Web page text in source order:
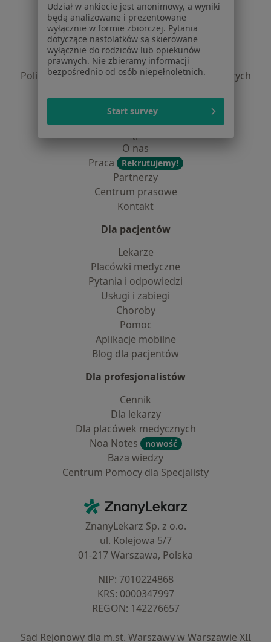
Serwis
Regulamin
Polityka prywatności pacjentów
Polityka prywatności profesjonalistów
Polityka prywatności dla profesjonalistów, których
Jak działają wyniki wyszukiwania
O nas
Praca
Rekrutujemy!
Partnerzy
Centrum prasowe
Kontakt
Dla pacjentów
Lekarze
Placówki medyczne
Pytania i odpowiedzi
Usługi i zabiegi
Choroby
Pomoc
Aplikacje mobilne
Blog dla pacjentów
Dla profesjonalistów
Cennik
Dla lekarzy
Dla placówek medycznych
Noa Notes
nowość
Baza wiedzy
Centrum Pomocy dla Specjalisty
ZnanyLekarz - Strona główna
ZnanyLekarz Sp. z o.o.
ul. Kolejowa 5/7
01-217 Warszawa, Polska
NIP: ⁠7010224868
KRS: ⁠0000347997
REGON: ⁠142276657
Sąd Rejonowy dla m.st. Warszawy w Warszawie XII
Udział w ankiecie jest anonimowy, a wyniki
będą analizowane i prezentowane
wyłącznie w formie zbiorczej. Pytania
dotyczące nastolatków są skierowane
wyłącznie do rodziców lub opiekunów
prawnych. Nie zbieramy informacji
bezpośrednio od osób niepełnoletnich.
Start survey